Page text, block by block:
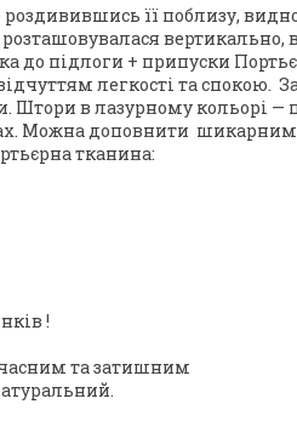
її поблизу,
вертикально,
до підлоги + припуски
легкості та спокою.
в лазурному кольорі
Можна доповнити
тканина:
!
та затишним